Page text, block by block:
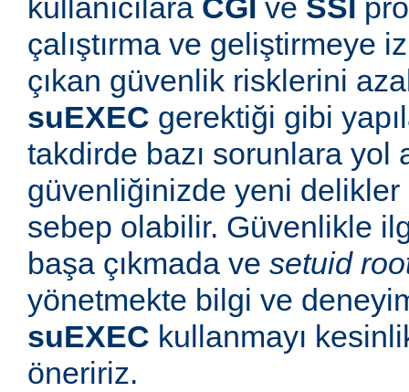
kullanıcılara CGI ve SSI
çalıştırma ve geliştirmeye
çıkan güvenlik risklerini
suEXEC gerektiği gibi
takdirde bazı sorunlara yol
güvenliğinizde yeni delikler
sebep olabilir. Güvenlikle
başa çıkmada ve setuid
yönetmekte bilgi ve
suEXEC kullanmayı
öneririz.